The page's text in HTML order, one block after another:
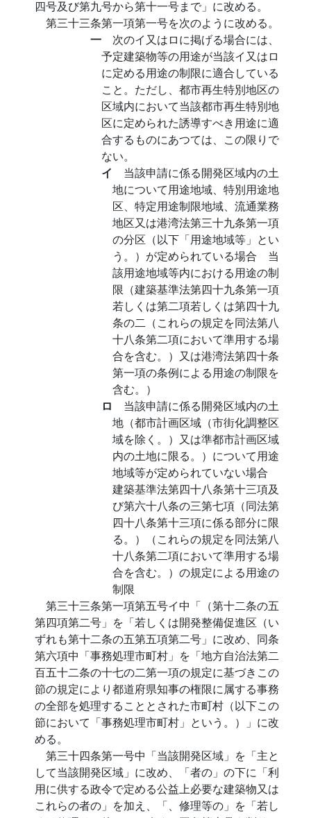
四号及び第九号から第十一号まで」に改める。
第三十三条第一項第一号を次のように改める。
一 次のイ又はロに掲げる場合には、
予定建築物等の用途が当該イ又はロ
に定める用途の制限に適合している
こと。ただし、都市再生特別地区の
区域内において当該都市再生特別地
区に定められた誘導すべき用途に適
合するものにあつては、この限りで
ない。
イ 当該申請に係る開発区域内の土
地について用途地域、特別用途地
区、特定用途制限地域、流通業務
地区又は港湾法第三十九条第一項
の分区（以下「用途地域等」とい
う。）が定められている場合 当
該用途地域等内における用途の制
限（建築基準法第四十九条第一項
若しくは第二項若しくは第四十九
条の二（これらの規定を同法第八
十八条第二項において準用する場
合を含む。）又は港湾法第四十条
第一項の条例による用途の制限を
含む。）
ロ 当該申請に係る開発区域内の土
地（都市計画区域（市街化調整区
域を除く。）又は準都市計画区域
内の土地に限る。）について用途
地域等が定められていない場合
建築基準法第四十八条第十三項及
び第六十八条の三第七項（同法第
四十八条第十三項に係る部分に限
る。）（これらの規定を同法第八
十八条第二項において準用する場
合を含む。）の規定による用途の
制限
第三十三条第一項第五号イ中「（第十二条の五
第四項第二号」を「若しくは開発整備促進区（い
ずれも第十二条の五第五項第二号」に改め、同条
第六項中「事務処理市町村」を「地方自治法第二
百五十二条の十七の二第一項の規定に基づきこの
節の規定により都道府県知事の権限に属する事務
の全部を処理することとされた市町村（以下この
節において「事務処理市町村」という。）」に改
める。
第三十四条第一号中「当該開発区域」を「主と
して当該開発区域」に改め、「者の」の下に「利
用に供する政令で定める公益上必要な建築物又は
これらの者の」を加え、「、修理等の」を「若し